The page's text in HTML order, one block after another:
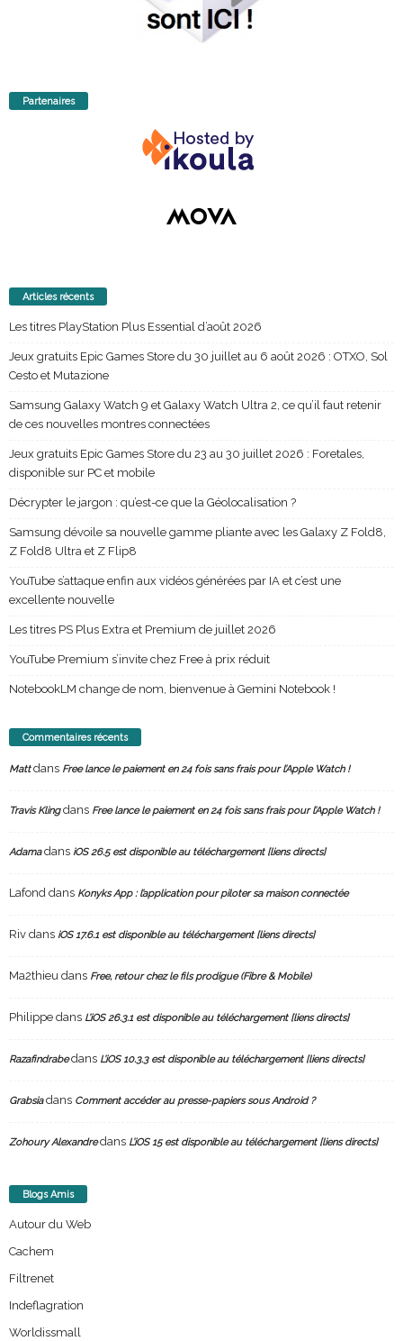
Partenaires
Articles récents
Les titres PlayStation Plus Essential d’août 2026
Jeux gratuits Epic Games Store du 30 juillet au 6 août 2026 : OTXO, Sol
Cesto et Mutazione
Samsung Galaxy Watch 9 et Galaxy Watch Ultra 2, ce qu’il faut retenir
de ces nouvelles montres connectées
Jeux gratuits Epic Games Store du 23 au 30 juillet 2026 : Foretales,
disponible sur PC et mobile
Décrypter le jargon : qu’est-ce que la Géolocalisation ?
Samsung dévoile sa nouvelle gamme pliante avec les Galaxy Z Fold8,
Z Fold8 Ultra et Z Flip8
YouTube s’attaque enfin aux vidéos générées par IA et c’est une
excellente nouvelle
Les titres PS Plus Extra et Premium de juillet 2026
YouTube Premium s’invite chez Free à prix réduit
NotebookLM change de nom, bienvenue à Gemini Notebook !
Commentaires récents
Mattdans Free lance le paiement en 24 fois sans frais pour l’Apple Watch !
Travis Klingdans Free lance le paiement en 24 fois sans frais pour l’Apple Watch !
Adamadans iOS 26.5 est disponible au téléchargement [liens directs]
Lafond dans Konyks App : l’application pour piloter sa maison connectée
Riv dans iOS 17.6.1 est disponible au téléchargement [liens directs]
Ma2thieu dans Free, retour chez le fils prodigue (Fibre & Mobile)
Philippe dans L’iOS 26.3.1 est disponible au téléchargement [liens directs]
Razafindrabedans L’iOS 10.3.3 est disponible au téléchargement [liens directs]
Grabsiadans Comment accéder au presse-papiers sous Android ?
Zohoury Alexandredans L’iOS 15 est disponible au téléchargement [liens directs]
Blogs Amis
Autour du Web
Cachem
Filtrenet
Indeflagration
Worldissmall